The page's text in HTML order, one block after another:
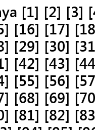
[1] [2] [3]
[16] [17]
[29] [30]
[42] [43]
[55] [56]
[68] [69]
[81] [82]